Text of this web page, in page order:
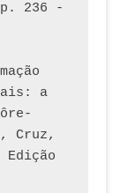
236 -
a
Cruz,